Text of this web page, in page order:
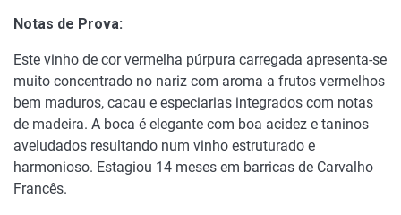
Notas de Prova:
Este vinho de cor vermelha púrpura carregada apresenta-se
muito concentrado no nariz com aroma a frutos vermelhos
bem maduros, cacau e especiarias integrados com notas
de madeira. A boca é elegante com boa acidez e taninos
aveludados resultando num vinho estruturado e
harmonioso. Estagiou 14 meses em barricas de Carvalho
Francês.